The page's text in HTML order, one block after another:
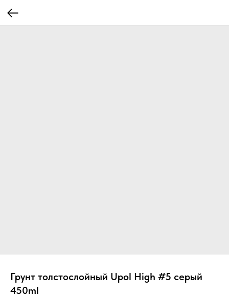
Грунт толстослойный Upol High #5 серый
450ml